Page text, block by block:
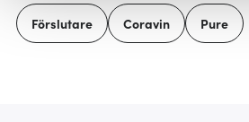
ska anpassas efter det som vi tror
gör också att vi kan analysera vår
Förslutare Coravin Pure